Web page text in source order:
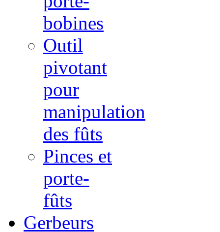
bobines
Outil
pivotant
pour
manipulation
des fûts
Pinces et
porte-
fûts
Gerbeurs